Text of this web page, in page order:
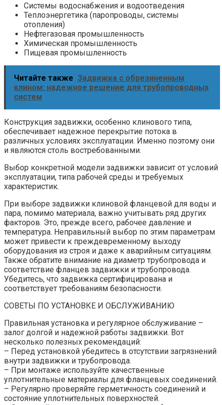
Системы водоснабжения и водоотведения
Теплоэнергетика (паропроводы, системы
отопления)
Нефтегазовая промышленность
Химическая промышленность
Пищевая промышленность
Читайте также Задвижка с обрезиненным
клином: надежное решение для трубопроводных
систем
Конструкция задвижки, особенно клинового типа,
обеспечивает надежное перекрытие потока в
различных условиях эксплуатации. Именно поэтому они
и являются столь востребованными.
Выбор конкретной модели задвижки зависит от условий
эксплуатации, типа рабочей среды и требуемых
характеристик.
При выборе задвижки клиновой фланцевой для воды и
пара, помимо материала, важно учитывать ряд других
факторов. Это, прежде всего, рабочее давление и
температура. Неправильный выбор по этим параметрам
может привести к преждевременному выходу
оборудования из строя и даже к аварийным ситуациям.
Также обратите внимание на диаметр трубопровода и
соответствие фланцев задвижки и трубопровода.
Убедитесь, что задвижка сертифицирована и
соответствует требованиям безопасности.
СОВЕТЫ ПО УСТАНОВКЕ И ОБСЛУЖИВАНИЮ
Правильная установка и регулярное обслуживание –
залог долгой и надежной работы задвижки. Вот
несколько полезных рекомендаций:
– Перед установкой убедитесь в отсутствии загрязнений
внутри задвижки и трубопровода.
– При монтаже используйте качественные
уплотнительные материалы для фланцевых соединений.
– Регулярно проверяйте герметичность соединений и
состояние уплотнительных поверхностей.